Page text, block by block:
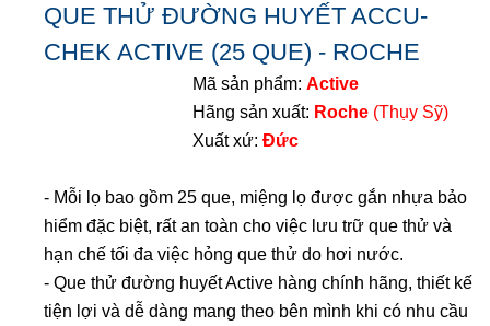
QUE THỬ ĐƯỜNG HUYẾT ACCU-
CHEK ACTIVE (25 QUE) - ROCHE
Mã sản phẩm: Active
Hãng sản xuất: Roche (Thụy Sỹ)
Xuất xứ: Đức
- Mỗi lọ bao gồm 25 que, miệng lọ được gắn nhựa bảo
hiểm đặc biệt, rất an toàn cho việc lưu trữ que thử và
hạn chế tối đa việc hỏng que thử do hơi nước.
- Que thử đường huyết Active hàng chính hãng, thiết kế
tiện lợi và dễ dàng mang theo bên mình khi có nhu cầu